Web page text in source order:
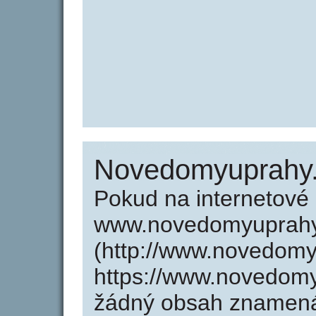
Pokud na internetové
(http://
https://
žádný obsah